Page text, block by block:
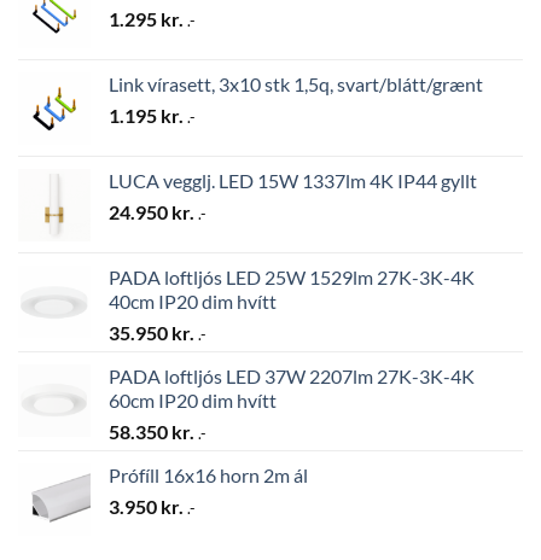
1.295 kr. .-
Link vírasett, 3x10 stk 1,5q, svart/blátt/grænt
1.195 kr. .-
LUCA vegglj. LED 15W 1337lm 4K IP44 gyllt
24.950 kr. .-
PADA loftljós LED 25W 1529lm 27K-3K-4K
40cm IP20 dim hvítt
35.950 kr. .-
PADA loftljós LED 37W 2207lm 27K-3K-4K
60cm IP20 dim hvítt
58.350 kr. .-
Prófíll 16x16 horn 2m ál
3.950 kr. .-